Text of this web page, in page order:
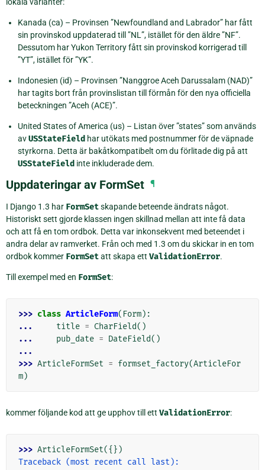
Kanada (ca) – Provinsen ”Newfoundland and Labrador” har fått
sin provinskod uppdaterad till ”NL”, istället för den äldre ”NF”.
Dessutom har Yukon Territory fått sin provinskod korrigerad till
”YT”, istället för ”YK”.
Indonesien (id) – Provinsen ”Nanggroe Aceh Darussalam (NAD)”
har tagits bort från provinslistan till förmån för den nya officiella
beteckningen ”Aceh (ACE)”.
United States of America (us) – Listan över ”states” som används
avUSStateField har utökats med postnummer för de väpnade
styrkorna. Detta är bakåtkompatibelt om du förlitade dig på att
USStateField inte inkluderade dem.
Uppdateringar av FormSet ¶
I Django 1.3 har FormSetskapande beteende ändrats något.
Historiskt sett gjorde klassen ingen skillnad mellan att inte få data
och att få en tom ordbok. Detta var inkonsekvent med beteendet i
andra delar av ramverket. Från och med 1.3 om du skickar in en tom
ordbok kommer FormSetatt skapa ett ValidationError.
Till exempel med en FormSet:
>>> class ArticleForm( Form):
...
title = CharField()
...
pub_date = DateField()
...
>>> ArticleFormSet = formset_factory(ArticleFor
m)
kommer följande kod att ge upphov till ett ValidationError:
>>> ArticleFormSet({})
Traceback (most recent call last):